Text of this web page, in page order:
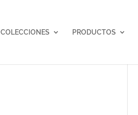
COLECCIONES PRODUCTOS